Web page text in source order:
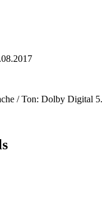
/ Ton: Dolby Digital